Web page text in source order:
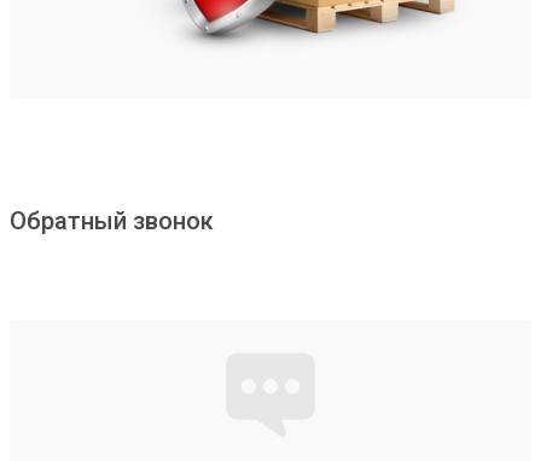
Обратный звонок